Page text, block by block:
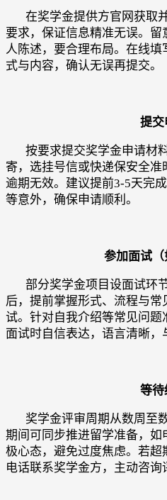
在奖学金提供方官网获取
要求，保证信息精准无误。
人陈述，要合理布局。在线
式与内容，确认无误再提交。
提交
按要求提交奖学金申请材
寄，选挂号信或快递保安全
逾期无效。建议提前3-5天完
等意外，确保申请顺利。
参加面试（
部分奖学金项目设面试环
后，提前掌握形式、流程与
试。针对自我介绍等常见问
面试时自信表达，语言清晰，
等待
奖学金评审周期从数周至
期间可同步推进留学准备，
极心态，避免过度焦虑。若
电话联系奖学金方，主动咨询